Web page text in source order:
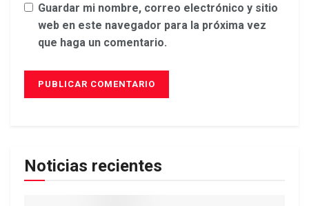
Guardar mi nombre, correo electrónico y sitio
web en este navegador para la próxima vez
que haga un comentario.
Noticias recientes